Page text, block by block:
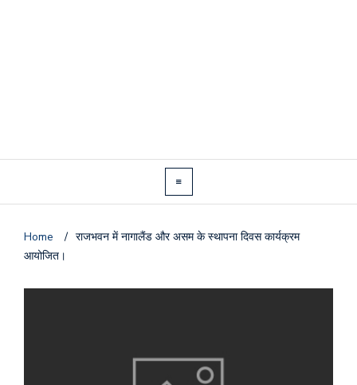
Home / राजभवन में नागालैंड और असम के स्थापना दिवस कार्यक्रम
आयोजित।